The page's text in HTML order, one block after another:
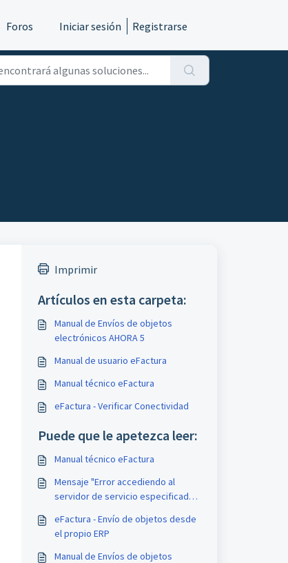
Foros Iniciar sesión Registrarse
Imprimir
Artículos en esta carpeta:
Manual de Envíos de objetos
electrónicos AHORA 5
Manual de usuario eFactura
Manual técnico eFactura
eFactura - Verificar Conectividad
Puede que le apetezca leer:
Manual técnico eFactura
Mensaje "Error accediendo al
servidor de servicio especificado -
eFactura - Envío de objetos desde
el propio ERP
Manual de Envíos de objetos